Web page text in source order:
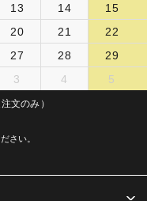
13 14
15
20 21
22
27 28
29
3 4 5
文のみ）
さい。